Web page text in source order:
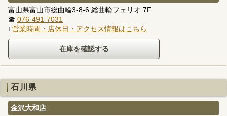
富山県富山市総曲輪3-8-6 総曲輪フェリオ 7F
☎ 076-491-7031
ℹ 営業時間・店休日・アクセス情報はこちら
石川県
金沢大和店